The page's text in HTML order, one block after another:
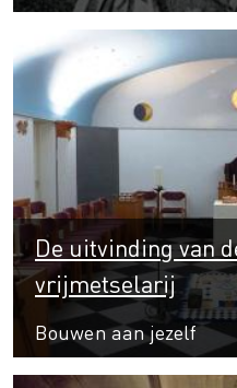
De uitvinding van
vrijmetselarij
Bouwen aan jezelf